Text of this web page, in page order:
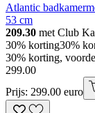
Atlantic
53 cm
209.30 met Club
30% korting30%
30% korting,
299.00
Prijs: 299.00 euro